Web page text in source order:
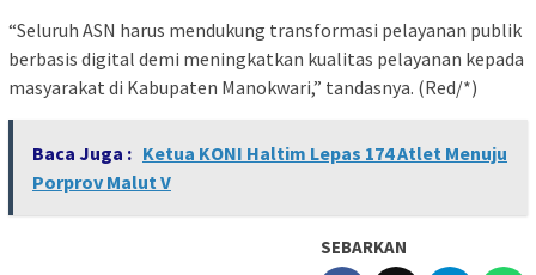
“Seluruh ASN harus mendukung transformasi pelayanan publik
berbasis digital demi meningkatkan kualitas pelayanan kepada
masyarakat di Kabupaten Manokwari,” tandasnya. (Red/*)
Baca Juga : Ketua KONI Haltim Lepas 174 Atlet Menuju
Porprov Malut V
SEBARKAN